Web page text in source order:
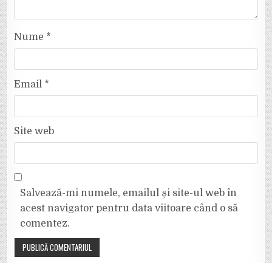
Nume *
Email *
Site web
Salvează-mi numele, emailul și site-ul web în
acest navigator pentru data viitoare când o să
comentez.